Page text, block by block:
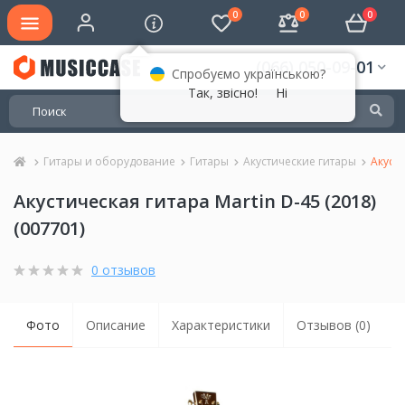
0 0 0
(066) 050-09-01
Гитары и оборудование Гитары Акустические гитары
Акустическая гитара Martin D-45 (2018)
(007701)
0 отзывов
Фото Описание Характеристики Отзывов (0)
Спробуємо українською?
Так, звісно!
Ні